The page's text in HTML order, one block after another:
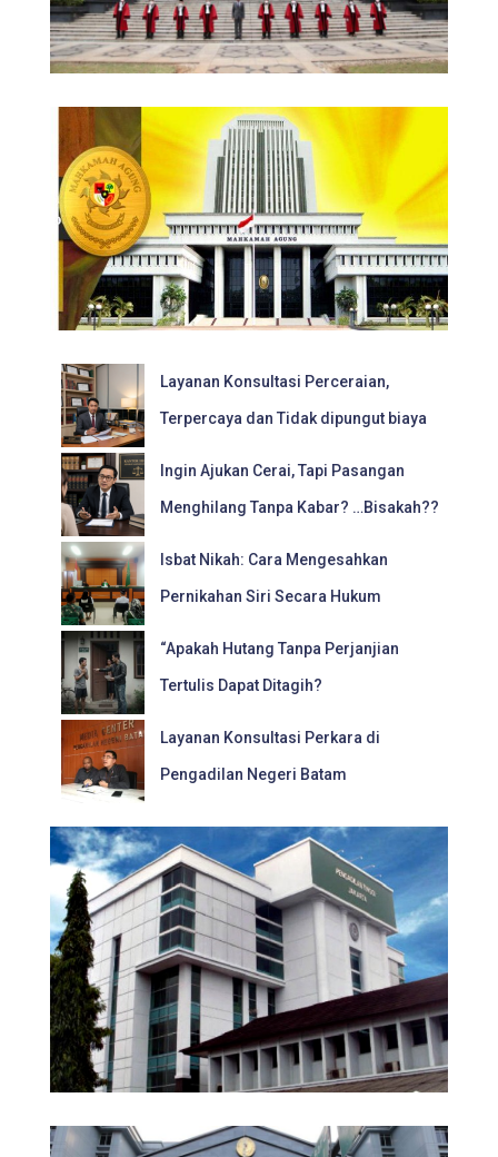
Layanan Konsultasi Perceraian,
Terpercaya dan Tidak dipungut biaya
Ingin Ajukan Cerai, Tapi Pasangan
Menghilang Tanpa Kabar? …Bisakah??
Isbat Nikah: Cara Mengesahkan
Pernikahan Siri Secara Hukum
“Apakah Hutang Tanpa Perjanjian
Tertulis Dapat Ditagih?
Layanan Konsultasi Perkara di
Pengadilan Negeri Batam